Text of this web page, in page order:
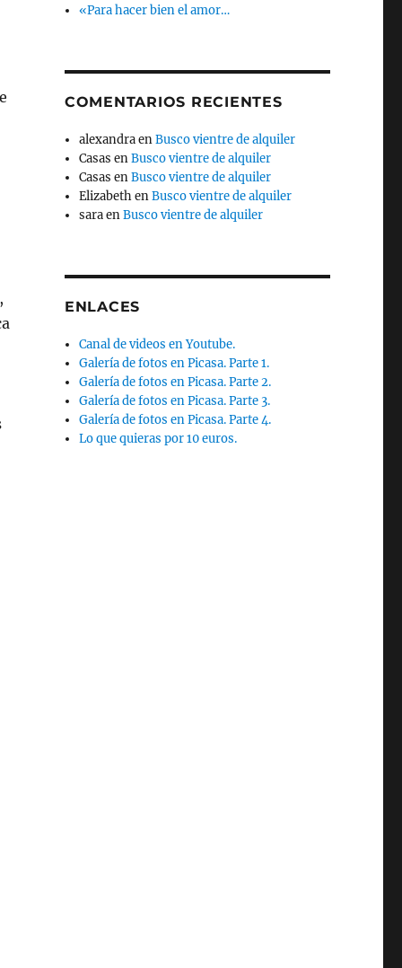
«Para hacer bien el amor…
COMENTARIOS RECIENTES
alexandraenBusco vientre de alquiler
Casas enBusco vientre de alquiler
Casas enBusco vientre de alquiler
ElizabethenBusco vientre de alquiler
saraenBusco vientre de alquiler
ENLACES
Canal de videos en Youtube.
Galería de fotos en Picasa. Parte 1.
Galería de fotos en Picasa. Parte 2.
Galería de fotos en Picasa. Parte 3.
Galería de fotos en Picasa. Parte 4.
Lo que quieras por 10 euros.